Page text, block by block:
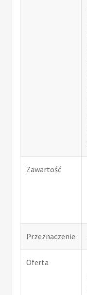
Zawartość
Przeznaczenie
Oferta